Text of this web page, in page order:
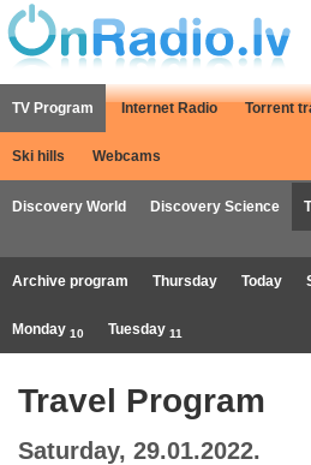
TV Program Internet Radio Torrent
Ski hills Webcams
Discovery World Discovery Science
Archive program Thursday Today
Monday 10 Tuesday 11
Travel Program
Saturday, 29.01.2022.